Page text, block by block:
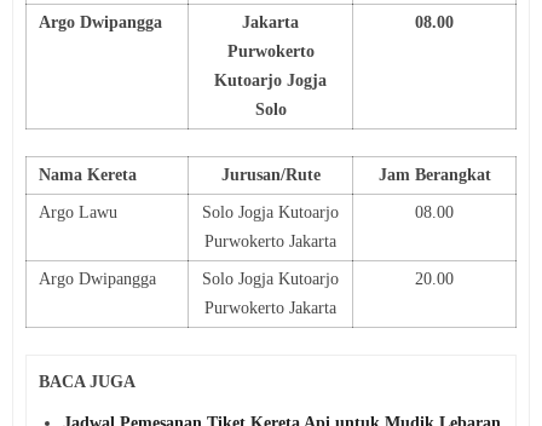
Argo Dwipangga
Jakarta
Purwokerto
Kutoarjo Jogja
Solo
08.00
Nama Kereta Jurusan/Rute Jam Berangkat
Argo Lawu
Solo Jogja Kutoarjo
Purwokerto Jakarta
08.00
Argo Dwipangga
Solo Jogja Kutoarjo
Purwokerto Jakarta
20.00
BACA JUGA